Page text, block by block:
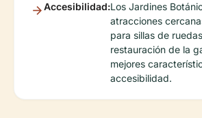
Accesibilidad:Los Jardines
atracciones
para sillas de
restauración de la
mejores
accesibilidad.